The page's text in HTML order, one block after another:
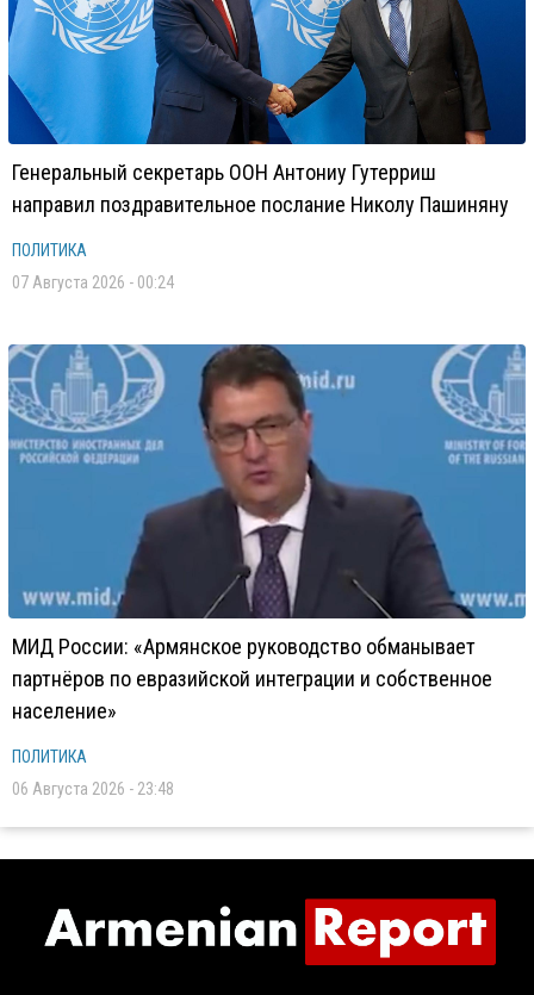
Генеральный секретарь ООН Антониу Гутерриш
направил поздравительное послание Николу Пашиняну
ПОЛИТИКА
07 Августа 2026 - 00:24
МИД России: «Армянское руководство обманывает
партнёров по евразийской интеграции и собственное
население»
ПОЛИТИКА
06 Августа 2026 - 23:48